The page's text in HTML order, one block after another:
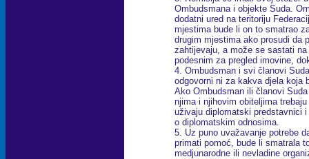
Ombudsmana i objekte Suda.
dodatni ured na teritoriju
mjestima bude li on to smatrao
drugim mjestima ako prosudi da
zahtijevaju, a može se sastati
podesnim za pregled imovine,
4. Ombudsman i svi članovi
odgovorni ni za kakva djela koja
Ako Ombudsman ili članovi
njima i njihovim obiteljima
uživaju diplomatski predstavnici
o diplomatskim odnosima.
5. Uz puno uvažavanje potrebe
primati pomoć, bude li smatrala
medjunarodne ili nevladine